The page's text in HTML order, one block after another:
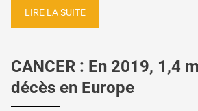
LIRE LA SUITE
CANCER : En 2019, 1,4
décès en Europe